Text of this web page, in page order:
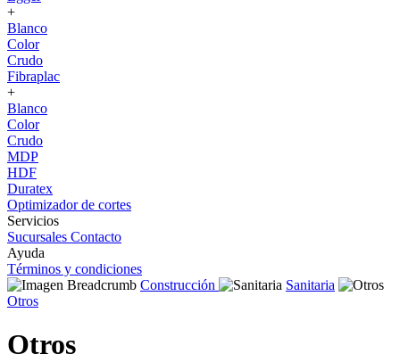
+
Blanco
Color
Crudo
Fibraplac
+
Blanco
Color
Crudo
MDP
HDF
Duratex
Optimizador de cortes
Servicios
Sucursales Contacto
Ayuda
Términos y condiciones
Construcción
Sanitaria
Otros
Otros